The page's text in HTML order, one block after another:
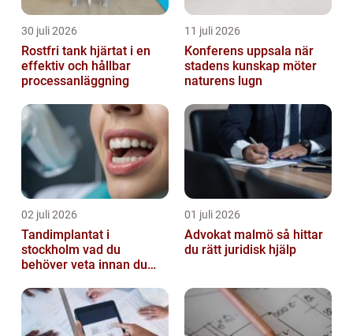
30 juli 2026
Rostfri tank hjärtat i en
effektiv och hållbar
processanläggning
11 juli 2026
Konferens uppsala när
stadens kunskap möter
naturens lugn
02 juli 2026
Tandimplantat i
stockholm vad du
behöver veta innan du
01 juli 2026
Advokat malmö så hittar
du rätt juridisk hjälp